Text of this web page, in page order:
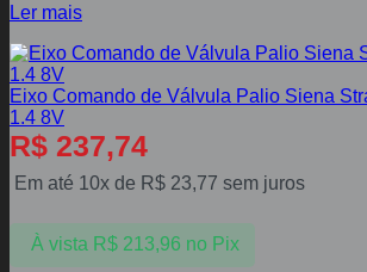
Ler mais
Eixo Comando de Válvula Palio Siena
1.4 8V
R$ 237,74
Em até 10x de R$ 23,77 sem juros
À vista R$213,96 no Pix